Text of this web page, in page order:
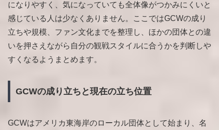
になりやすく、気になっていても全体像がつかみにくいと
感じている人は少なくありません。ここではGCWの成り
立ちや規模、ファン文化までを整理し、ほかの団体との違
いを押さえながら自分の観戦スタイルに合うかを判断しや
すくなるようまとめます。
GCWの成り立ちと現在の立ち位置
GCWはアメリカ東海岸のローカル団体として始まり、名